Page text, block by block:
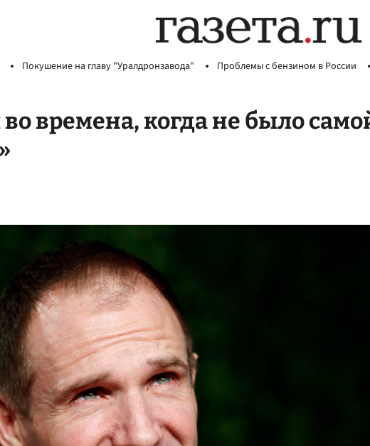
Покушение на главу "Уралдронзавода" Проблемы с бензином в России
времена, когда не было